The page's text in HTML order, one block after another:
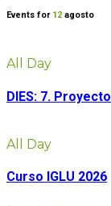
Events for 12 agosto
All Day
DIES: 7.
All Day
Curso IGLU 2026